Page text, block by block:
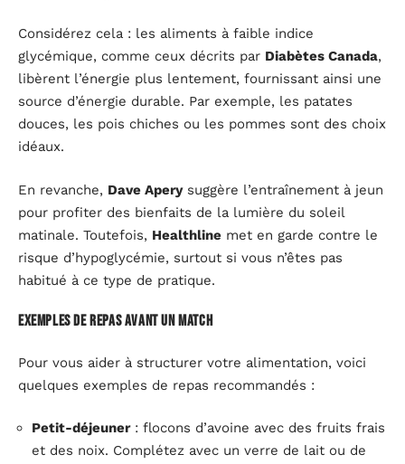
Considérez cela : les aliments à faible indice
glycémique, comme ceux décrits par Diabètes Canada,
libèrent l’énergie plus lentement, fournissant ainsi une
source d’énergie durable. Par exemple, les patates
douces, les pois chiches ou les pommes sont des choix
idéaux.
En revanche, Dave Aperysuggère l’entraînement à jeun
pour profiter des bienfaits de la lumière du soleil
matinale. Toutefois, Healthline met en garde contre le
risque d’hypoglycémie, surtout si vous n’êtes pas
habitué à ce type de pratique.
Exemples de repas avant un match
Pour vous aider à structurer votre alimentation, voici
quelques exemples de repas recommandés :
Petit-déjeuner: flocons d’avoine avec des fruits frais
et des noix. Complétez avec un verre de lait ou de